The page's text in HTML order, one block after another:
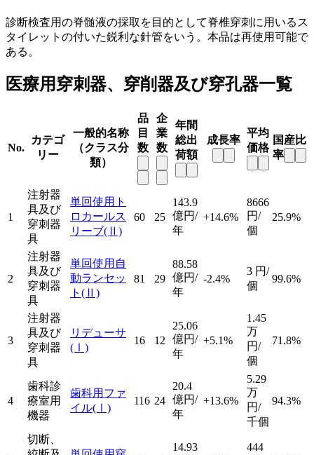
診断検査用の脊髄液の採取を目的として脊椎穿刺に用いるス
タイレットの付いた鋭利な針管をいう。本品は再使用可能で
ある。
医療用穿刺器、穿削器及び穿孔器一覧
No.
カテゴ
リー
一般的名称
（クラス分
類）
品
目
数
企
業
数
年間
総出
荷額
成長率
平均
価格
国産比
率
1
注射器
具及び
穿刺器
具
単回使用ト
ロカールス
リーブ(Ⅱ)
60 25
143.9
億円/
年
+14.6%
8666
円/
個
25.9%
2
注射器
具及び
穿刺器
具
単回使用自
動ランセッ
ト (Ⅱ)
81 29
88.58
億円/
年
-2.4%
3 円/
個
99.6%
3
注射器
具及び
穿刺器
具
リデューサ
(Ⅰ)
16 12
25.06
億円/
年
+5.1%
1.45
万
円/
個
71.8%
4
歯科診
療室用
機器
歯科用ファ
イル(Ⅰ)
116 24
20.4
億円/
年
+13.6%
5.29
万
円/
千個
94.3%
切断、
14.93
444